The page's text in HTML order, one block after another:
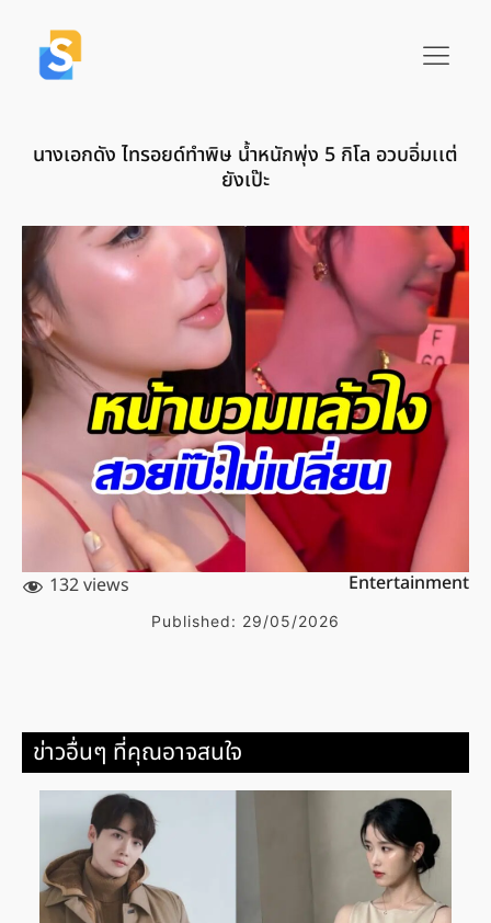
นางเอกดัง ไทรอยด์ทำพิษ น้ำหนักพุ่ง 5 กิโล อวบอิ่มเเต่
ยังเป๊ะ
132 views Entertainment
Published: 29/05/2026
ข่าวอื่นๆ ที่คุณอาจสนใจ